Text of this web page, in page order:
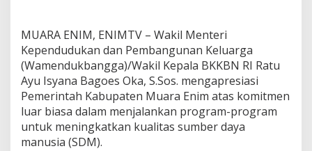
o
g
r
a
m
M
u
a
r
MUARA ENIM, ENIMTV – Wakil Menteri
Kependudukan dan Pembangunan Keluarga
(Wamendukbangga)/Wakil Kepala BKKBN RI Ratu
Ayu Isyana Bagoes Oka, S.Sos. mengapresiasi
Pemerintah Kabupaten Muara Enim atas komitmen
luar biasa dalam menjalankan program-program
untuk meningkatkan kualitas sumber daya
manusia (SDM).